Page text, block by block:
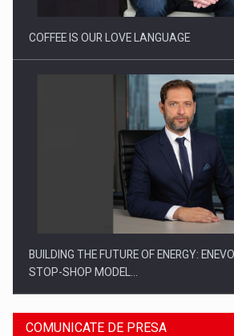
COFFEE IS OUR LOVE LANGUAGE
BUILDING THE FUTURE OF ENERGY:
STOP-SHOP MODEL…
COMUNICATE DE PRESA